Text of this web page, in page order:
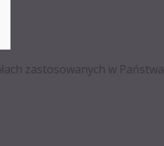
zastosowanych w Państwa